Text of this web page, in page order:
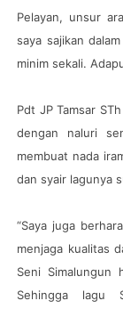
Pelayan, unsur
saya sajikan
minim sekali.
Pdt JP Tamsar
dengan naluri
membuat nada
dan syair lagunya
“Saya juga
menjaga kualitas
Seni Simalungun
Sehingga lagu